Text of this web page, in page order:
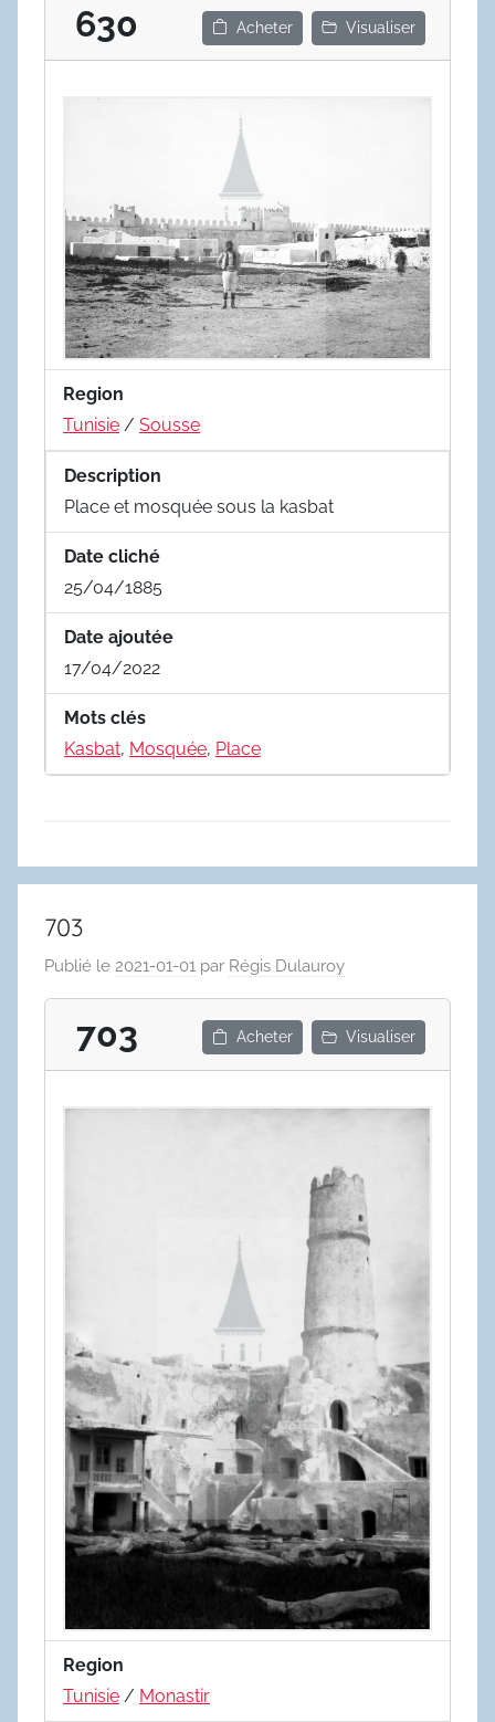
630 Acheter Visualiser
Region
Tunisie / Sousse
Description
Place et mosquée sous la kasbat
Date cliché
25/04/1885
Date ajoutée
17/04/2022
Mots clés
Kasbat, Mosquée, Place
703
Publié le 2021-01-01 par Régis Dulauroy
703 Acheter Visualiser
Region
Tunisie / Monastir